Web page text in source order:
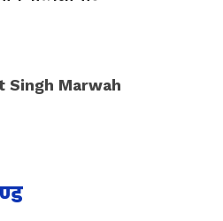
Singh Marwah